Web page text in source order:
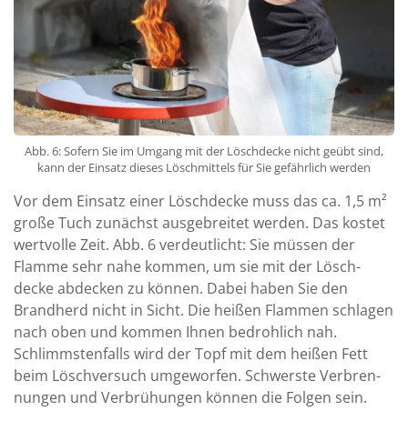
Abb. 6: Sofern Sie im Umgang mit der Löschdecke nicht geübt sind,
kann der Einsatz dieses Löschmittels für Sie gefährlich werden
Vor dem Einsatz einer Lösch­decke muss das ca. 1,5 m²
große Tuch zu­nächst aus­ge­breitet werden. Das kostet
wert­volle Zeit. Abb. 6 ver­deut­licht: Sie müssen der
Flamme sehr nahe kommen, um sie mit der Lösch­
decke ab­decken zu können. Dabei haben Sie den
Brand­herd nicht in Sicht. Die heißen Flammen schlagen
nach oben und kommen Ihnen bedroh­lich nah.
Schlimmsten­falls wird der Topf mit dem heißen Fett
beim Lösch­versuch um­ge­worfen. Schwerste Ver­bren­
nun­gen und Ver­brü­hungen können die Folgen sein.